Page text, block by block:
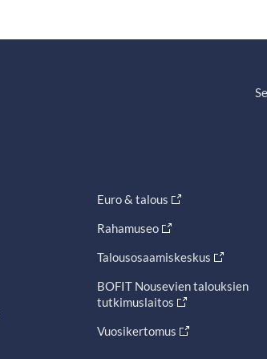
Euro & talous
Rahamuseo
Talousosaamiskeskus
BOFIT Nousevien talouksien
tutkimuslaitos
Vuosikertomus